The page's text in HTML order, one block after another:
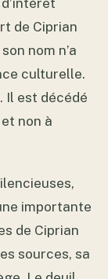
de Ciprian
nom n’a
culturelle.
Il est décédé
non à
importante
de Ciprian
sources, sa